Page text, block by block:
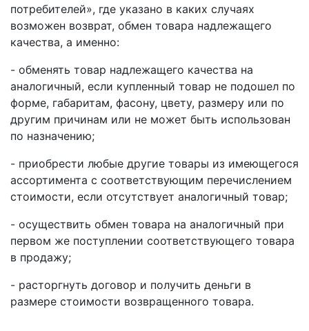
потребителей», где указано в каких случаях
возможен возврат, обмен товара надлежащего
качества, а именно:
- обменять товар надлежащего качества на
аналогичный, если купленный товар не подошел по
форме, габаритам, фасону, цвету, размеру или по
другим причинам или не может быть использован
по назначению;
- приобрести любые другие товары из имеющегося
ассортимента с соответствующим перечислением
стоимости, если отсутствует аналогичный товар;
- осуществить обмен товара на аналогичный при
первом же поступлении соответствующего товара
в продажу;
- расторгнуть договор и получить деньги в
размере стоимости возвращенного товара.